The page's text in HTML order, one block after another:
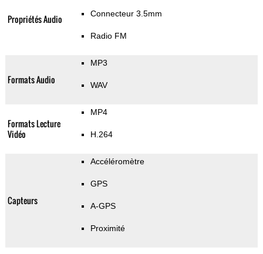
Propriétés Audio Connecteur 3.5mm
Radio FM
Formats Audio
MP3
WAV
Formats Lecture
Vidéo
MP4
H.264
Capteurs
Accéléromètre
GPS
A-GPS
Proximité